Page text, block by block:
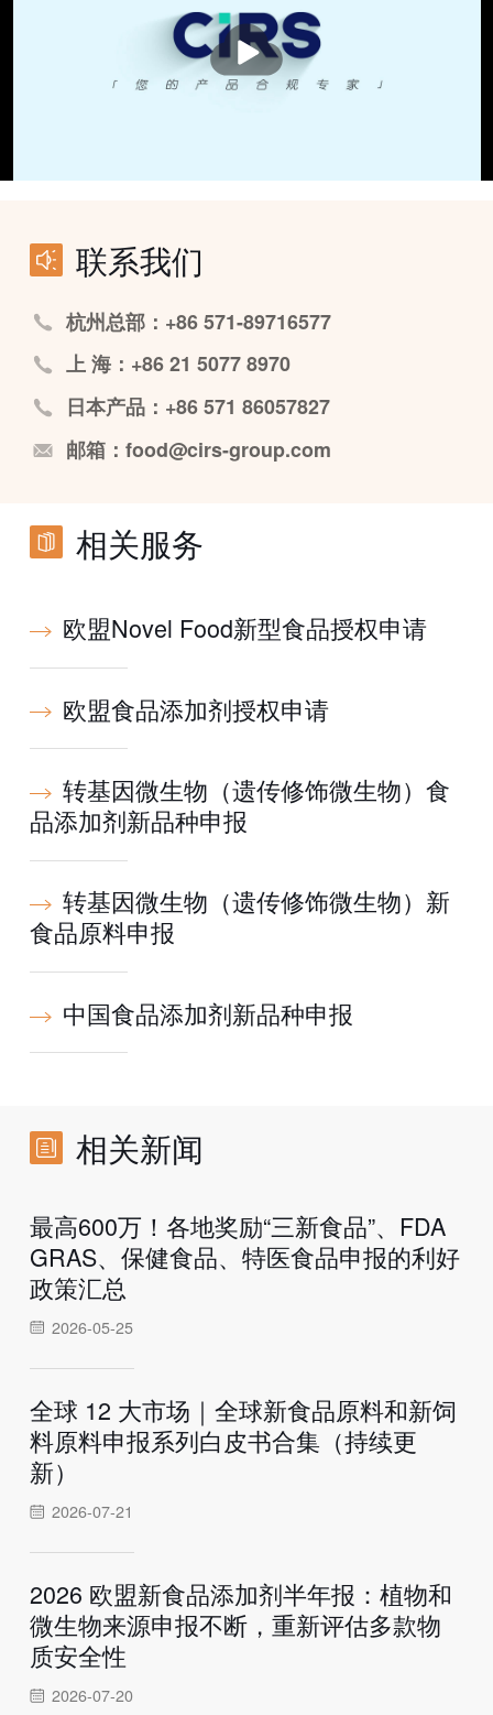
播
放
联系我们
杭州总部：+86 571-89716577
上 海：+86 21 5077 8970
日本产品：+86 571 86057827
邮箱：food@cirs-group.com
相关服务
欧盟Novel Food新型食品授权申请
欧盟食品添加剂授权申请
转基因微生物（遗传修饰微生物）食
品添加剂新品种申报
转基因微生物（遗传修饰微生物）新
食品原料申报
中国食品添加剂新品种申报
相关新闻
最高600万！各地奖励“三新食品”、FDA
GRAS、保健食品、特医食品申报的利好
政策汇总
2026-05-25
全球 12 大市场｜全球新食品原料和新饲
料原料申报系列白皮书合集（持续更
新）
2026-07-21
2026 欧盟新食品添加剂半年报：植物和
微生物来源申报不断，重新评估多款物
质安全性
2026-07-20